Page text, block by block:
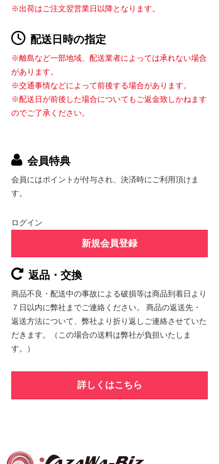
※出荷はご注文翌営業日以降となります。
配送日時の指定
※離島など一部地域、配送業者によっては承れない場合
があります。
※交通事情などによって前後する場合があります。
※配送日が前後した場合についてもご返金致しかねます
のでご了承ください。
会員特典
会員にはポイントが付与され、決済時にご利用頂けま
す。
ログイン
新規会員登録
返品・交換
商品不良・配送中の事故による破損等は商品到着日より
７日以内に弊社までご連絡ください。 商品の返送先・
返送方法について、弊社より折り返しご連絡させていた
だきます。（この場合の送料は弊社が負担いたしま
す。）
詳しくはこちら